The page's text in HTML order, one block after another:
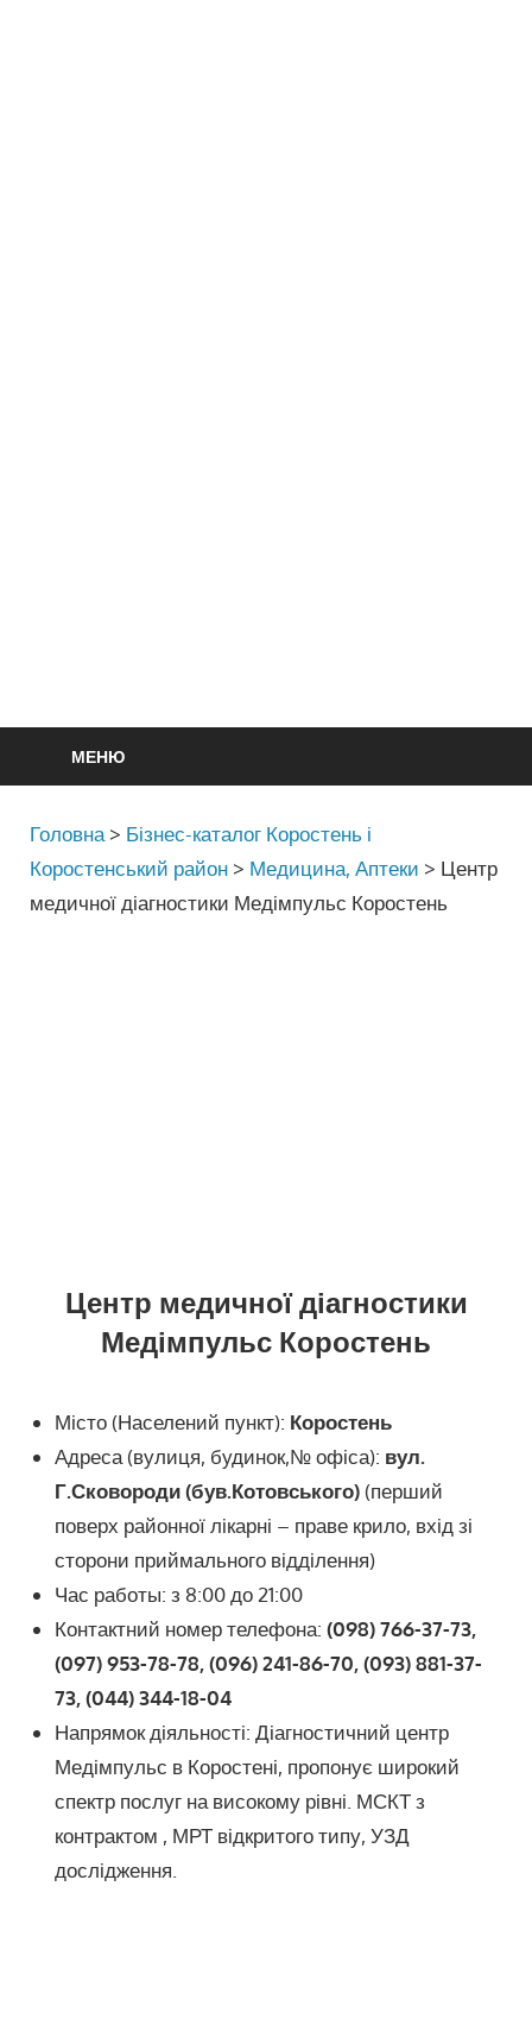
МЕНЮ
Головна > Бізнес-каталог Коростень і
Коростенський район > Медицина, Аптеки > Центр
медичної діагностики Медімпульс Коростень
Центр медичної діагностики
Медімпульс Коростень
Місто (Населений пункт): Коростень
Адреса (вулиця, будинок,№ офіса): вул.
Г.Сковороди (був.Котовського) (перший
поверх районної лікарні – праве крило, вхід зі
сторони приймального відділення)
Час работы: з 8:00 до 21:00
Контактний номер телефона:(098) 766-37-73,
(097) 953-78-78,(096) 241-86-70, (093) 881-37-
73, (044) 344-18-04
Напрямок діяльності: Діагностичний центр
Медімпульс в Коростені, пропонує широкий
спектр послуг на високому рівні. МСКТ з
контрактом , МРТ відкритого типу, УЗД
дослідження.